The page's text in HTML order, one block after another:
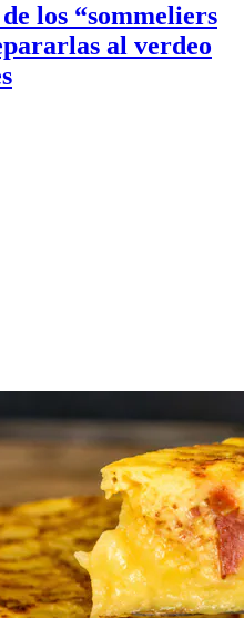
los “sommeliers
al verdeo